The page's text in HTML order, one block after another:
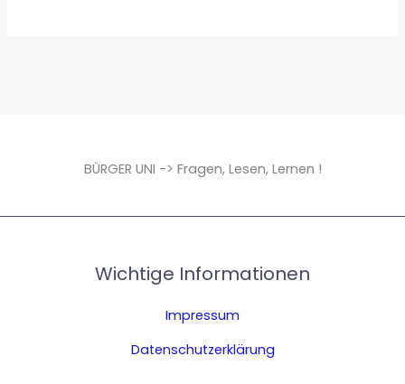
BÜRGER UNI -> Fragen, Lesen, Lernen !
Wichtige Informationen
Impressum
Datenschutzerklärung